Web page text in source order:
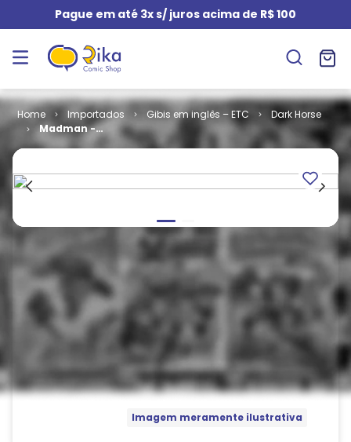
Pague em até 3x s/ juros acima de R$ 100
Importados Gibis em inglês – ETC
Dark Horse
Madman -
Volume 1
Imagem meramente ilustrativa